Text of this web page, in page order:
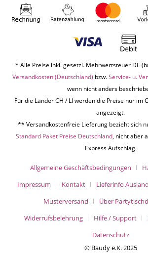
* Alle Preise inkl. gesetzl. Mehrwertsteuer DE
Versandkosten (Deutschland) bzw.Service- u.
wenn nicht anders
Für die Länder CH / LI werden die Preise nur im
angezeigt.
** Versandkostenfreie Lieferung bezieht sich
Standard Paket Preise Deutschland, nicht aber
Express Aufschlag.
Allgemeine Geschäftsbedingungen
Impressum
Kontakt Lieferinfo Ausland
Musterversand
Über
Widerrufsbelehrung
Hilfe / Support
Datenschutz
© Baudy e.K. 2025